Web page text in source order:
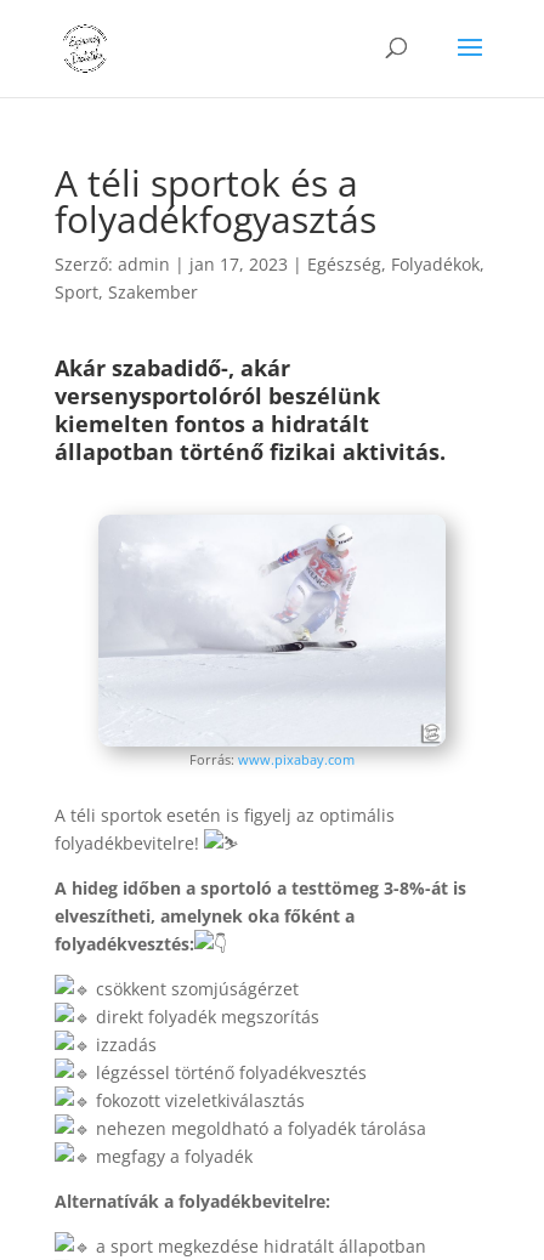
A téli sportok és a
folyadékfogyasztás
Szerző: admin | jan 17, 2023 | Egészség, Folyadékok,
Sport, Szakember
Akár szabadidő-, akár
versenysportolóról beszélünk
kiemelten fontos a hidratált
állapotban történő fizikai aktivitás.
Forrás:www.pixabay.com
A téli sportok esetén is figyelj az optimális
folyadékbevitelre!
A hideg időben a sportoló a testtömeg 3-8%-át is
elveszítheti, amelynek oka főként a
folyadékvesztés:
csökkent szomjúságérzet
direkt folyadék megszorítás
izzadás
légzéssel történő folyadékvesztés
fokozott vizeletkiválasztás
nehezen megoldható a folyadék tárolása
megfagy a folyadék
Alternatívák a folyadékbevitelre:
a sport megkezdése hidratált állapotban